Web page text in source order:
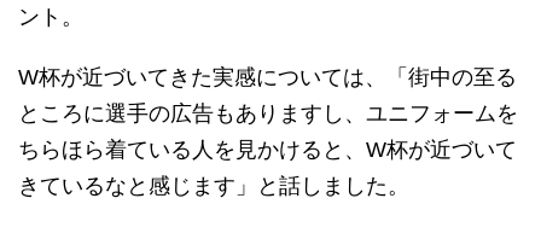
ント。
W杯が近づいてきた実感については、「街中の至る
ところに選手の広告もありますし、ユニフォームを
ちらほら着ている人を見かけると、W杯が近づいて
きているなと感じます」と話しました。